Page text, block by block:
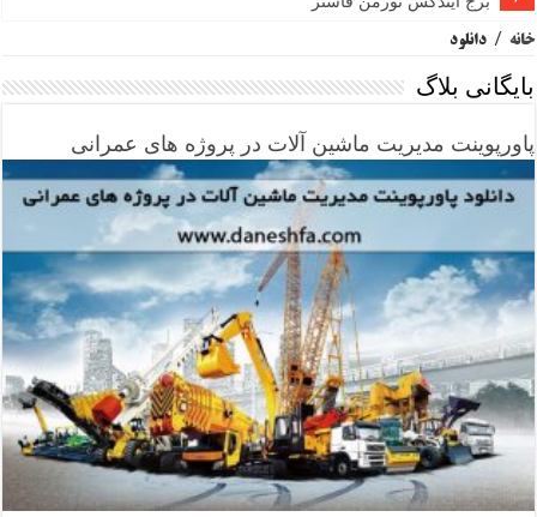
خانه / دانلود
بایگانی بلاگ
پاورپوینت مدیریت ماشین آلات در پروژه های عمرانی